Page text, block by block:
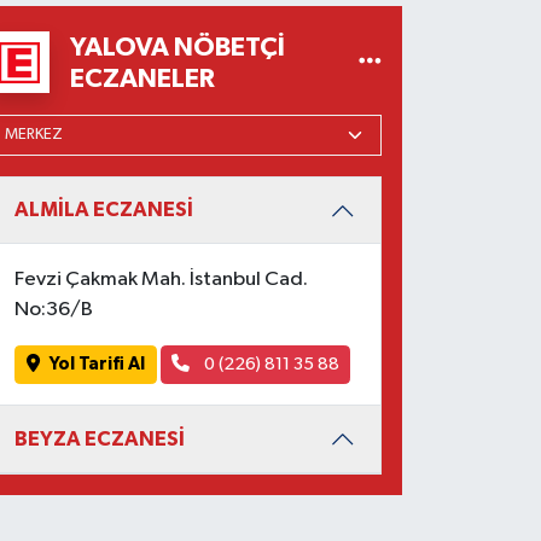
YALOVA NÖBETÇI
ECZANELER
ALMİLA ECZANESİ
Fevzi Çakmak Mah. İstanbul Cad.
No:36/B
Yol Tarifi Al 0 (226) 811 35 88
BEYZA ECZANESİ